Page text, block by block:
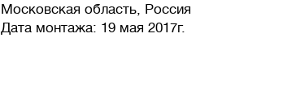
Московская область, Россия
Дата монтажа: 19 мая 2017г.